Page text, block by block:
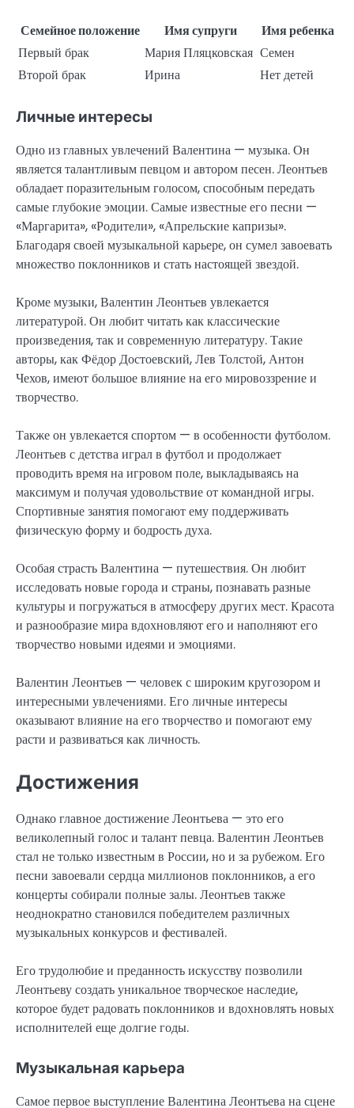
Семейное положение Имя супруги
Имя ребенка
Первый брак
Мария Пляцковская Семен
Второй брак
Ирина Нет детей
Личные интересы
Одно из главных увлечений Валентина — музыка. Он
является талантливым певцом и автором песен. Леонтьев
обладает поразительным голосом, способным передать
самые глубокие эмоции. Самые известные его песни —
«Маргарита», «Родители», «Апрельские капризы».
Благодаря своей музыкальной карьере, он сумел завоевать
множество поклонников и стать настоящей звездой.
Кроме музыки, Валентин Леонтьев увлекается
литературой. Он любит читать как классические
произведения, так и современную литературу. Такие
авторы, как Фёдор Достоевский, Лев Толстой, Антон
Чехов, имеют большое влияние на его мировоззрение и
творчество.
Также он увлекается спортом — в особенности футболом.
Леонтьев с детства играл в футбол и продолжает
проводить время на игровом поле, выкладываясь на
максимум и получая удовольствие от командной игры.
Спортивные занятия помогают ему поддерживать
физическую форму и бодрость духа.
Особая страсть Валентина — путешествия. Он любит
исследовать новые города и страны, познавать разные
культуры и погружаться в атмосферу других мест. Красота
и разнообразие мира вдохновляют его и наполняют его
творчество новыми идеями и эмоциями.
Валентин Леонтьев — человек с широким кругозором и
интересными увлечениями. Его личные интересы
оказывают влияние на его творчество и помогают ему
расти и развиваться как личность.
Достижения
Однако главное достижение Леонтьева — это его
великолепный голос и талант певца. Валентин Леонтьев
стал не только известным в России, но и за рубежом. Его
песни завоевали сердца миллионов поклонников, а его
концерты собирали полные залы. Леонтьев также
неоднократно становился победителем различных
музыкальных конкурсов и фестивалей.
Его трудолюбие и преданность искусству позволили
Леонтьеву создать уникальное творческое наследие,
которое будет радовать поклонников и вдохновлять новых
исполнителей еще долгие годы.
Музыкальная карьера
Самое первое выступление Валентина Леонтьева на сцене